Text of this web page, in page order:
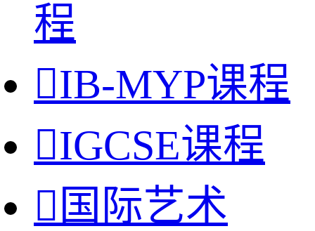
程
IB-MYP课程
IGCSE课程
 国际艺术